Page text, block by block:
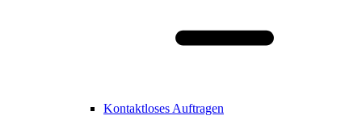
Kontaktloses Auftragen